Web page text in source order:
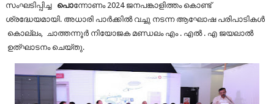
സംഘടിപ്പിച്ച പൊന്നോണം 2024 ജനപങ്കാളിത്തം കൊണ്ട്
ശ്രദ്ധേയമായി. അധാരി പാർക്കിൽ വച്ചു നടന്ന ആഘോഷ പരിപാടികൾ
കൊല്ലം, ചാത്തന്നൂർ നിയോജക മണ്ഡലം എം . എൽ . എ ജയലാൽ
ഉത്ഘാടനം ചെയ്തു.